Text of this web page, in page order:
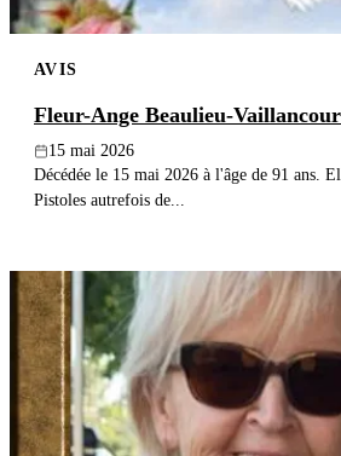
AVIS
Fleur-Ange Beaulieu-
15 mai 2026
Décédée le 15 mai 2026 à l'âge de 91 ans.
Pistoles autrefois de...